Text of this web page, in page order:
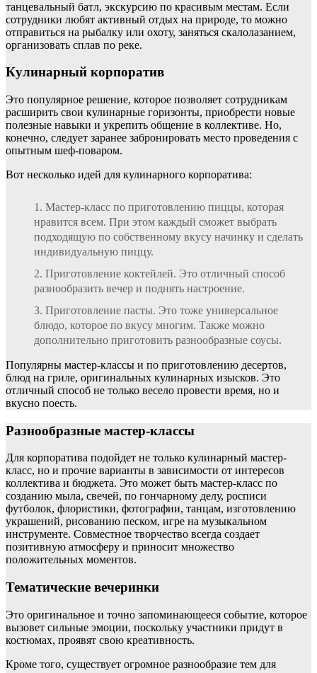
танцевальный батл, экскурсию по красивым местам. Если
сотрудники любят активный отдых на природе, то можно
отправиться на рыбалку или охоту, заняться скалолазанием,
организовать сплав по реке.
Кулинарный корпоратив
Это популярное решение, которое позволяет сотрудникам
расширить свои кулинарные горизонты, приобрести новые
полезные навыки и укрепить общение в коллективе. Но,
конечно, следует заранее забронировать место проведения с
опытным шеф-поваром.
Вот несколько идей для кулинарного корпоратива:
Мастер-класс по приготовлению пиццы, которая
нравится всем. При этом каждый сможет выбрать
подходящую по собственному вкусу начинку и сделать
индивидуальную пиццу.
Приготовление коктейлей. Это отличный способ
разнообразить вечер и поднять настроение.
Приготовление пасты. Это тоже универсальное
блюдо, которое по вкусу многим. Также можно
дополнительно приготовить разнообразные соусы.
Популярны мастер-классы и по приготовлению десертов,
блюд на гриле, оригинальных кулинарных изысков. Это
отличный способ не только весело провести время, но и
вкусно поесть.
Разнообразные мастер-классы
Для корпоратива подойдет не только кулинарный мастер-
класс, но и прочие варианты в зависимости от интересов
коллектива и бюджета. Это может быть мастер-класс по
созданию мыла, свечей, по гончарному делу, росписи
футболок, флористики, фотографии, танцам, изготовлению
украшений, рисованию песком, игре на музыкальном
инструменте. Совместное творчество всегда создает
позитивную атмосферу и приносит множество
положительных моментов.
Тематические вечеринки
Это оригинальное и точно запоминающееся событие, которое
вызовет сильные эмоции, поскольку участники придут в
костюмах, проявят свою креативность.
Кроме того, существует огромное разнообразие тем для